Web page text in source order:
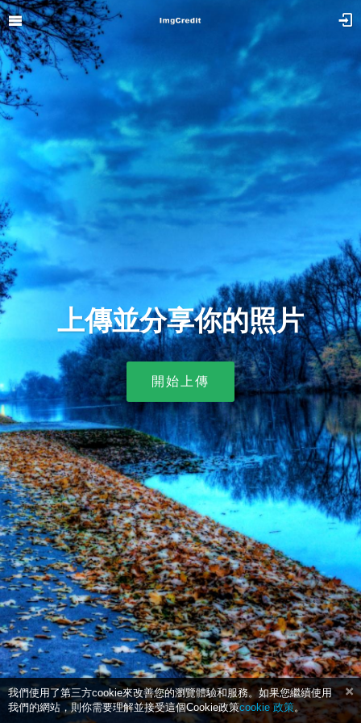
上傳並分享你的照片
開始上傳
我們使用了第三方cookie來改善您的瀏覽體驗和服務。如果您繼續使用
我們的網站，則你需要理解並接受這個Cookie政策cookie 政策。